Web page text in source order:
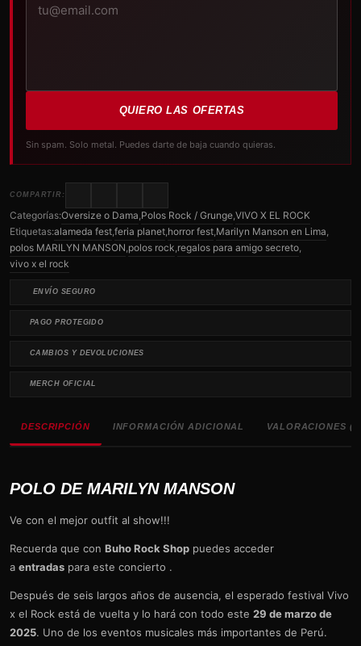
QUIERO LAS OFERTAS
Sin spam. Solo metal. Puedes darte de baja cuando quieras.
COMPARTIR:
Categorías:Oversize o Dama Polos Rock / Grunge VIVO X EL ROCK
Etiquetas:alameda fest feria planet horror fest Marilyn Manson en Lima
polos MARILYN MANSON polos rock regalos para amigo secreto
vivo x el rock
ENVÍO SEGURO
PAGO PROTEGIDO
CAMBIOS Y DEVOLUCIONES
MERCH OFICIAL
DESCRIPCIÓN INFORMACIÓN ADICIONAL VALORACIONES
POLO DE MARILYN MANSON
Ve con el mejor outfit al show!!!
Recuerda que con Buho Rock Shop puedes acceder
a entradas para este concierto .
Después de seis largos años de ausencia, el esperado festival Vivo
x el Rock está de vuelta y lo hará con todo este 29 de marzo de
2025. Uno de los eventos musicales más importantes de Perú.